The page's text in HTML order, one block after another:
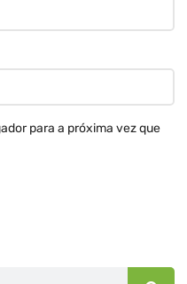
para a próxima vez que